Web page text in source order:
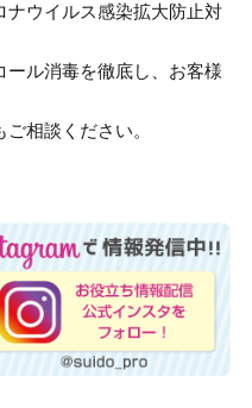
ナウイルス感染拡大防止対
ール消毒を徹底し、お客様
相談ください。